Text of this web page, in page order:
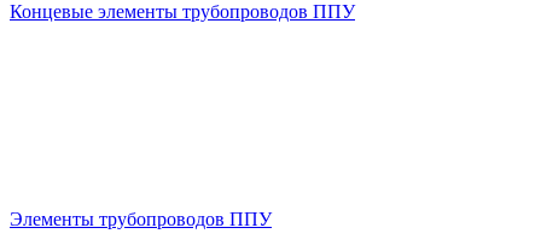
Концевые элементы трубопроводов ППУ
Элементы трубопроводов ППУ